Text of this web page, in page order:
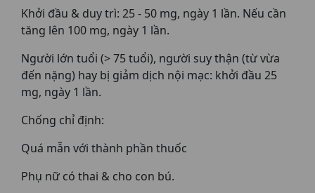
Khởi đầu & duy trì: 25 - 50 mg, ngày 1 lần. Nếu cần
tăng lên 100 mg, ngày 1 lần.
Người lớn tuổi (> 75 tuổi), người suy thận (từ vừa
đến nặng) hay bị giảm dịch nội mạc: khởi đầu 25
mg, ngày 1 lần.
Chống chỉ định:
Quá mẫn với thành phần thuốc
Phụ nữ có thai & cho con bú.